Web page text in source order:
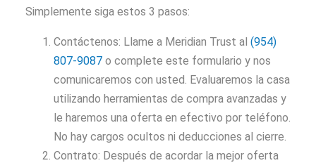
Simplemente siga estos 3 pasos:
Contáctenos: Llame a Meridian Trust al (954)
807-9087 o complete este formulario y nos
comunicaremos con usted. Evaluaremos la casa
utilizando herramientas de compra avanzadas y
le haremos una oferta en efectivo por teléfono.
No hay cargos ocultos ni deducciones al cierre.
Contrato: Después de acordar la mejor oferta